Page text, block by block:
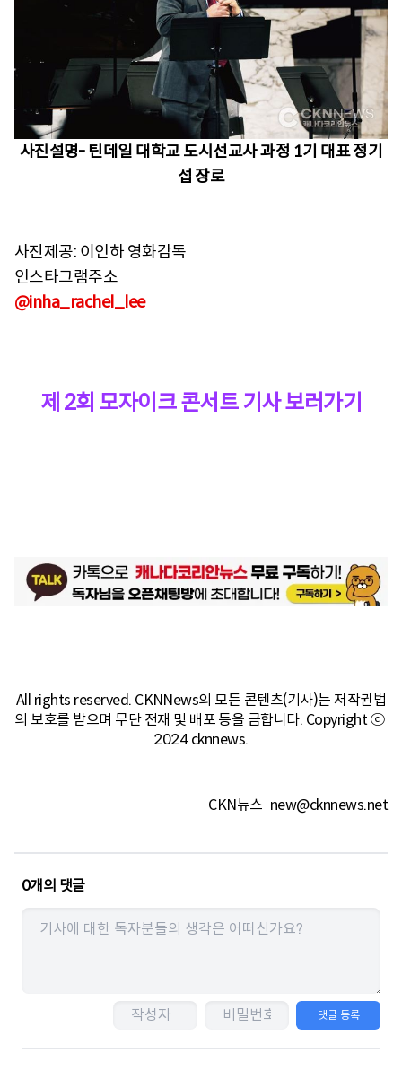
사진설명- 틴데일 대학교 도시선교사 과정 1기 대표 정기
섭 장로
사진제공: 이인하 영화감독
인스타그램주소
@inha_rachel_lee
제 2회 모자이크 콘서트 기사 보러가기
All rights reserved. CKNNews의 모든 콘텐츠(기사)는 저작권법
의 보호를 받으며 무단 전재 및 배포 등을 금합니다. Copyright ⓒ
2024 cknnews.
CKN뉴스 new@cknnews.net
0개의 댓글
댓글 등록